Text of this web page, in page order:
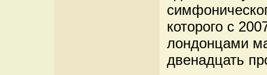
которого с
лондонцами
двенадцать